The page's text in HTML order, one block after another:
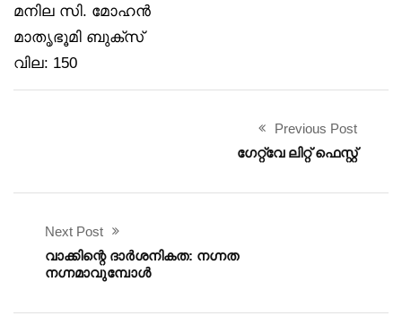
മനില സി. മോഹന്‍
മാതൃഭൂമി ബുക്‌സ്
വില: 150
Previous Post
ഗേറ്റ്വേ ലിറ്റ് ഫെസ്റ്റ്
Next Post
വാക്കിന്റെ ദാര്‍ശനികത: നഗ്നത
നഗ്നമാവുമ്പോള്‍